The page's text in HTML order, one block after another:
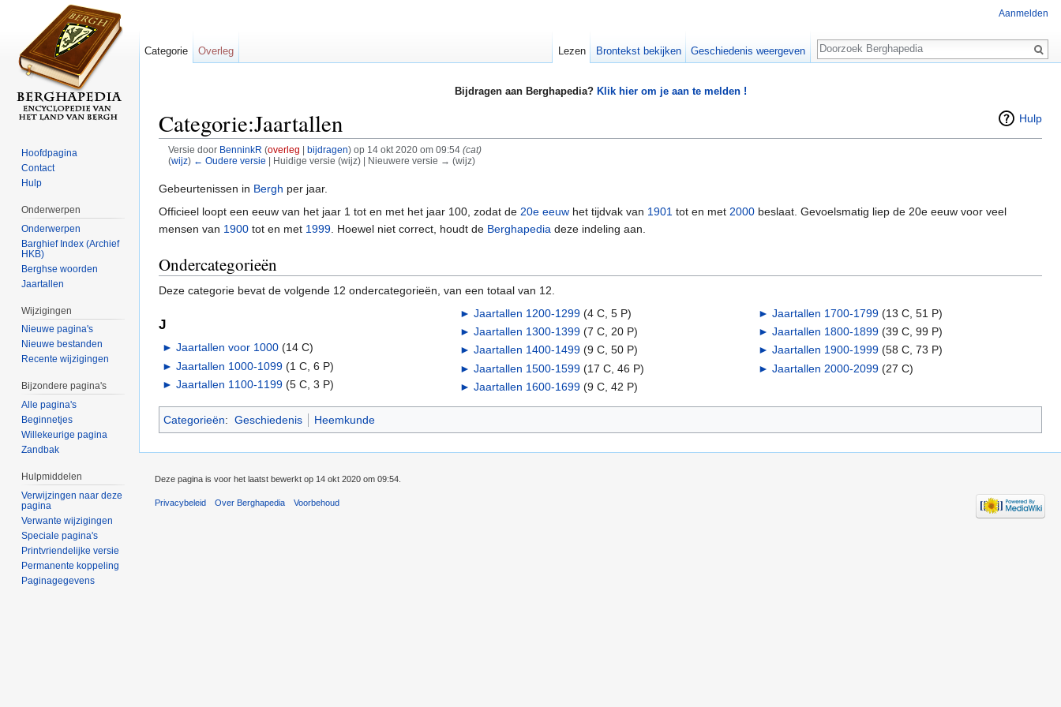
Bijdragen aan Berghapedia? Klik hier om je aan te melden !
Hulp
Categorie:Jaartallen
Versie door BenninkR (overleg bijdragen)op 14 okt 2020 om 09:54 (cat)
(wijz) ← Oudere versie | Huidige versie (wijz) | Nieuwere versie → (wijz)
Gebeurtenissen in Bergh per jaar.
Officieel loopt een eeuw van het jaar 1 tot en met het jaar 100, zodat de 20e eeuw het tijdvak van 1901 tot en met 2000 beslaat. Gevoelsmatig liep de 20e eeuw voor veel
mensen van 1900 tot en met 1999 . Hoewel niet correct, houdt de Berghapedia deze indeling aan.
Ondercategorieën
Deze categorie bevat de volgende 12 ondercategorieën, van een totaal van 12.
J
► Jaartallen voor 1000‎ (14 C)
► Jaartallen 1000-1099‎ (1 C, 6 P)
► Jaartallen 1100-1199‎ (5 C, 3 P)
► Jaartallen 1200-1299 ‎(4 C, 5 P)
► Jaartallen 1300-1399 ‎(7 C, 20 P)
► Jaartallen 1400-1499 ‎(9 C, 50 P)
► Jaartallen 1500-1599 ‎(17 C, 46 P)
► Jaartallen 1600-1699 ‎(9 C, 42 P)
► Jaartallen 1700-1799‎ (13 C, 51 P)
► Jaartallen 1800-1899‎ (39 C, 99 P)
► Jaartallen 1900-1999‎ (58 C, 73 P)
► Jaartallen 2000-2099‎ (27 C)
Categorieën: Geschiedenis Heemkunde
Aanmelden
Categorie Overleg Lezen Brontekst bekijken Geschiedenis weergeven
Zoeken
Hoofdpagina
Contact
Hulp
Onderwerpen
Onderwerpen
Barghief Index (Archief
HKB)
Berghse woorden
Jaartallen
Wijzigingen
Nieuwe pagina's
Nieuwe bestanden
Recente wijzigingen
Bijzondere pagina's
Alle pagina's
Beginnetjes
Willekeurige pagina
Zandbak
Hulpmiddelen
Verwijzingen naar deze
pagina
Verwante wijzigingen
Speciale pagina's
Printvriendelijke versie
Permanente koppeling
Paginagegevens
Deze pagina is voor het laatst bewerkt op 14 okt 2020 om 09:54.
Privacybeleid Over Berghapedia Voorbehoud